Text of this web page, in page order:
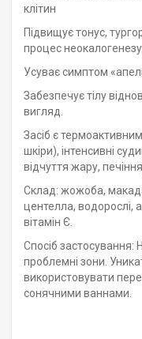
клітин
Підвищує тонус,
процес неокалогенезу
Усуває симптом
Забезпечує тілу
вигляд.
Засіб є
шкіри), інтенсивні
відчуття жару,
Склад: жожоба,
центелла, водорослі,
вітамін Є.
Спосіб застосування:
проблемні зони.
використовувати
сонячними ваннами.